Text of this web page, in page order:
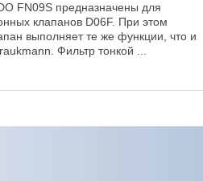
FN09S предназначены для
клапанов D06F. При этом
выполняет те же функции, что и
Фильтр тонкой ...